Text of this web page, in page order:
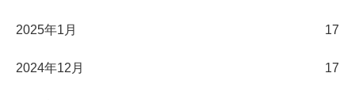
2025年1月 17
2024年12月 17